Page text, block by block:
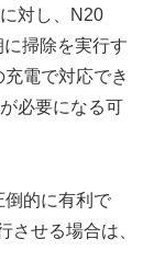
対し、N20
掃除を実行す
電で対応でき
必要になる可
倒的に有利で
させる場合は、